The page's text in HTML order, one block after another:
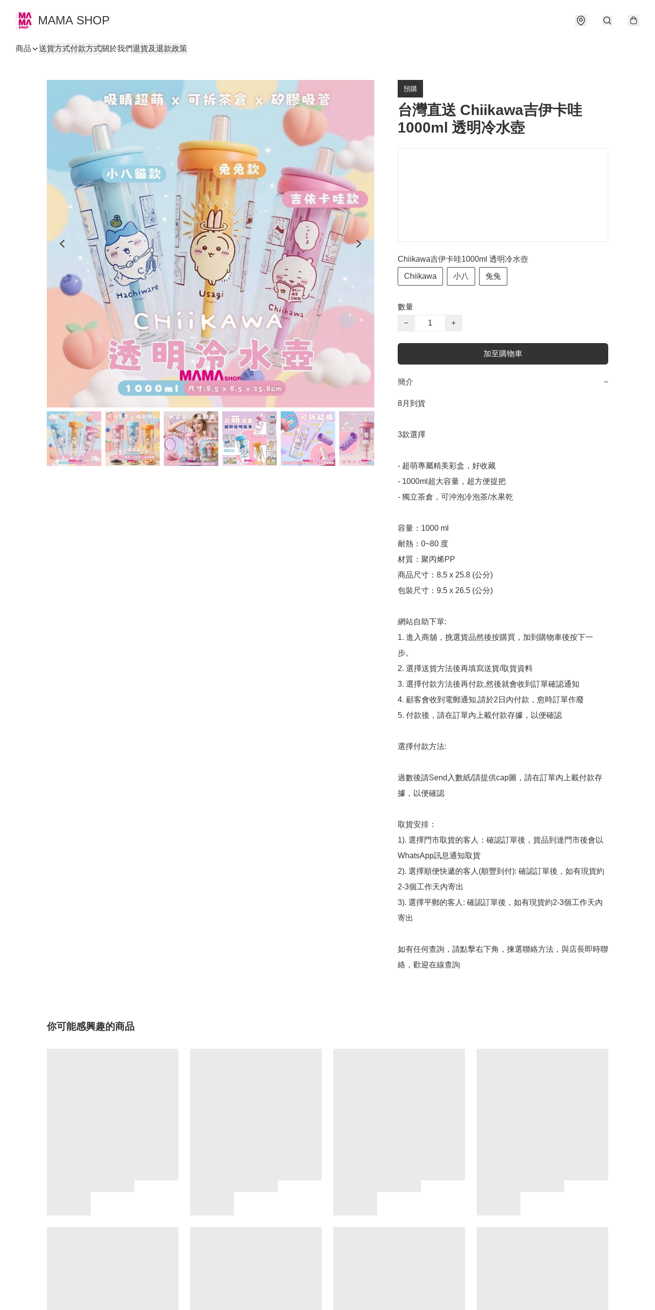
MAMA SHOP
商品 送貨方式付款方式關於我們退貨及退款政策
預購
台灣直送 Chiikawa吉伊卡哇
1000ml 透明冷水壺
Chiikawa吉伊卡哇1000ml 透明冷水壺
Chiikawa 小八 兔兔
數量
−
+
加至購物車
簡介 −
8月到貨
3款選擇
- 超萌專屬精美彩盒，好收藏
- 1000ml超大容量，超方便提把
- 獨立茶倉，可沖泡冷泡茶/水果乾
容量：1000 ml
耐熱：0~80 度
材質：聚丙烯PP
商品尺寸：8.5 x 25.8 (公分)
包裝尺寸：9.5 x 26.5 (公分)
網站自助下單:
1. 進入商舖，挑選貨品然後按購買，加到購物車後按下一
步。
2. 選擇送貨方法後再填寫送貨/取貨資料
3. 選擇付款方法後再付款,然後就會收到訂單確認通知
4. 顧客會收到電郵通知,請於2日內付款，愈時訂單作廢
5. 付款後，請在訂單內上載付款存據，以便確認
選擇付款方法:
過數後請Send入數紙/請提供cap圖，請在訂單內上載付款存
據，以便確認
取貨安排：
1). 選擇門市取貨的客人：確認訂單後，貨品到達門市後會以
WhatsApp訊息通知取貨
2). 選擇順便快遞的客人(順豐到付): 確認訂單後，如有現貨約
2-3個工作天內寄出
3). 選擇平郵的客人: 確認訂單後，如有現貨約2-3個工作天內
寄出
如有任何查詢，請點擊右下角，揀選聯絡方法，與店長即時聯
絡，歡迎在線查詢
你可能感興趣的商品